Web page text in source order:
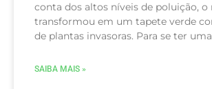
conta dos altos níveis de poluição, o
transformou em um tapete verde
de plantas invasoras. Para se ter
SAIBA MAIS »